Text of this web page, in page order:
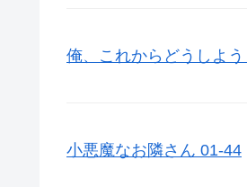
俺、これからどうしよ
小悪魔なお隣さん 01-44